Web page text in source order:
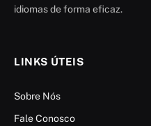
idiomas de forma eficaz.
LINKS ÚTEIS
Sobre Nós
Fale Conosco